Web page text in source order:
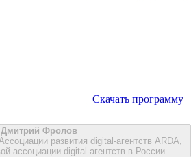
Скачать программу
Дмитрий Фролов
развития digital-агентств ARDA,
ассоциации digital-агентств в России